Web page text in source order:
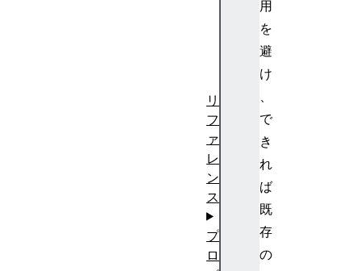
用
を
避
け
で
き
れ
ば
既
存
の
リ
フ
ァ
レ
ン
ス
プ
ロ